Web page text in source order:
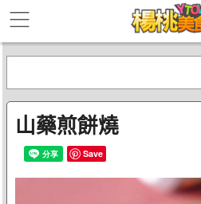
山藥煎餅燒
Save